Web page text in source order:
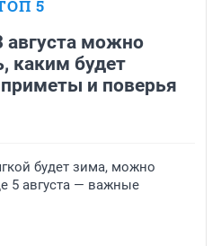
5
августа можно
каким будет
и поверья
будет зима, можно
5 августа — важные